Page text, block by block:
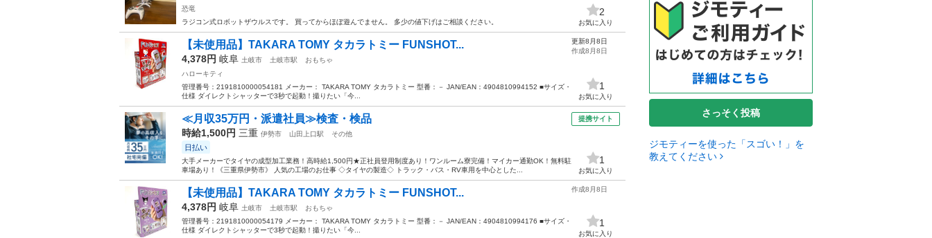
恐竜
ラジコン式ロボットザウルスです。 買ってからほぼ遊んでません。 多少の値下げはご相談ください。
2
お気に入り
【未使用品】TAKARA TOMY タカラトミー FUNSHOT...
4,378円 岐阜 土岐市 土岐市駅
おもちゃ
ハローキティ
管理番号：2191810000054181 メーカー： TAKARA TOMY タカラトミー 型番：－ JAN/EAN：4904810994152 ■サイズ・
仕様 ダイレクトシャッターで3秒で起動！撮りたい「今...
更新8月8日
作成8月8日
1
お気に入り
≪月収35万円・派遣社員≫検査・検品
時給1,500円 三重 伊勢市 山田上口駅 その他
日払い
大手メーカーでタイヤの成型加工業務！高時給1,500円★正社員登用制度あり！ワンルーム寮完備！マイカー通勤OK！無料駐
車場あり！《三重県伊勢市》 人気の工場のお仕事 ◇タイヤの製造◇ トラック・バス・RV車用を中心とした...
提携サイト
1
お気に入り
【未使用品】TAKARA TOMY タカラトミー FUNSHOT...
4,378円 岐阜 土岐市 土岐市駅
おもちゃ
管理番号：2191810000054179 メーカー： TAKARA TOMY タカラトミー 型番：－ JAN/EAN：4904810994176 ■サイズ・
仕様 ダイレクトシャッターで3秒で起動！撮りたい「今...
作成8月8日
1
お気に入り
さっそく投稿
ジモティーを使った「スゴい！」を
教えてください